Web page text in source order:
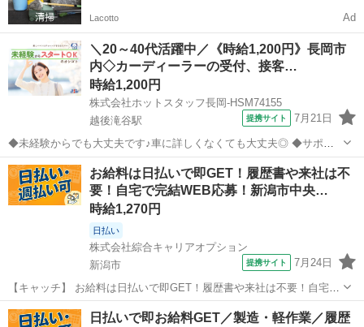
Lacotto Ad
＼20～40代活躍中／《時給1,200円》長岡市
内◇カーディーラーの受付、接客…
時給1,200円
株式会社ホットスタッフ長岡-HSM74155
越後滝谷駅
提携サイト 7月21日
◆未経験からでも大丈夫です♪車に詳しくなくても大丈夫◎ ◆サポー
ト体制がしっかりしているので安心!接客経験があれば活かせます! ☆
未経験でスタートした先輩がご活躍中! ☆可愛い制服あり!毎日の服選
びに迷う必要はありません! ...
新潟 越後滝谷駅 その他
お給料は日払いで即GET！履歴書や来社は不
要！自宅で完結WEB応募！新潟市中央…
時給1,270円
日払い
株式会社綜合キャリアオプション
新潟市
提携サイト 7月24日
【キャッチ】 お給料は日払いで即GET！履歴書や来社は不要！自宅で
完結WEB応募！新潟市中央区周辺！ 【コメント】 製造のお仕事をお
探しにおススメ♪ 「未経験でも出来る仕事ないかな・・・」 「新しい
新潟 新潟市 その他
日払いで即お給料GET／製造・軽作業／履歴